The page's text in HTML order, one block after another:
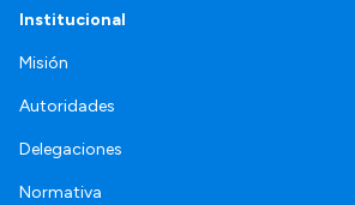
Institucional
Misión
Autoridades
Delegaciones
Normativa